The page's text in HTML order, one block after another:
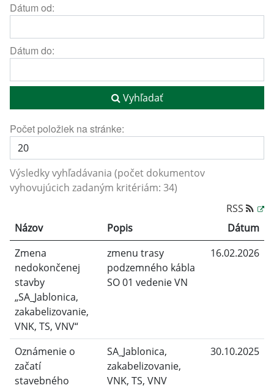
Dátum od:
Dátum do:
Vyhľadať
Počet položiek na stránke:
Výsledky vyhľadávania (počet dokumentov
vyhovujúcich zadaným kritériám: 34)
RSS
Názov
Popis
Dátum
Zmena
nedokončenej
stavby
„SA_Jablonica,
zakabelizovanie,
VNK, TS, VNV“
zmenu trasy
podzemného kábla
SO 01 vedenie VN
16.02.2026
Oznámenie o
začatí
stavebného
SA_Jablonica,
zakabelizovanie,
VNK, TS, VNV
30.10.2025